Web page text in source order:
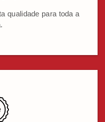
qualidade para toda a